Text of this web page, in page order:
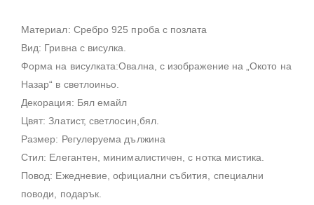
Материал: Сребро 925 проба с позлата
Вид: Гривна с висулка.
Форма на висулката:Овална, с изображение на „Окото на
Назар“ в светлоиньо.
Декорация: Бял емайл
Цвят: Златист, светлосин,бял.
Размер: Регулеруема дължина
Стил: Елегантен, минималистичен, с нотка мистика.
Повод: Ежедневие, официални събития, специални
поводи, подарък.